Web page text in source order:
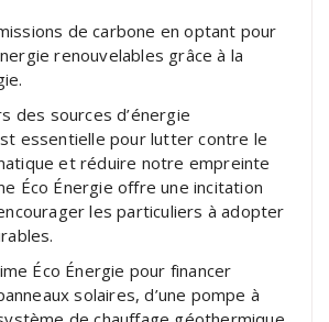
de carbone en optant pour
renouvelables grâce à la
des sources d’énergie
essentielle pour lutter contre le
et réduire notre empreinte
Éco Énergie offre une incitation
les particuliers à adopter
Éco Énergie pour financer
solaires, d’une pompe à